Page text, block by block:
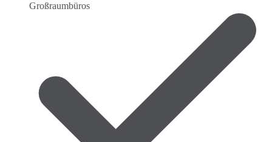
Großraumbüros